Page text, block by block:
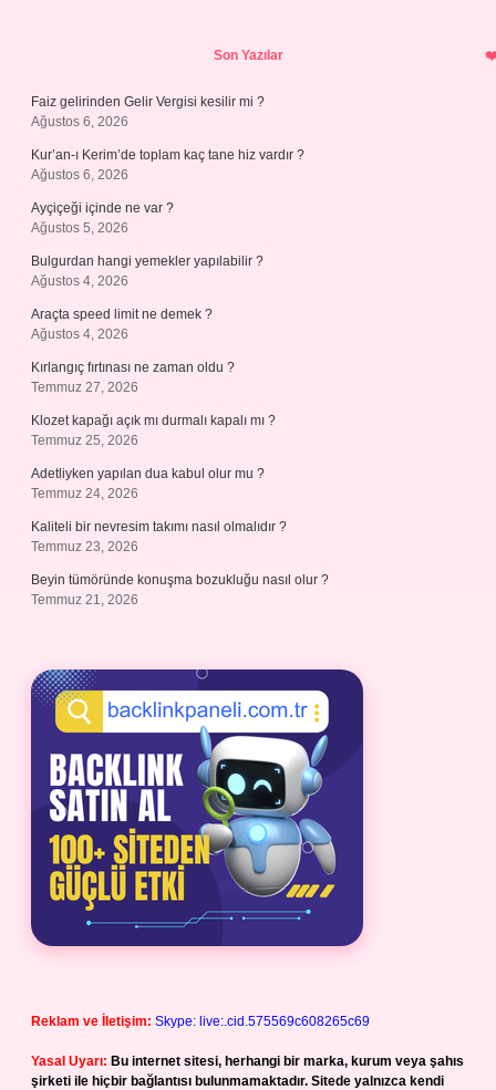
Son Yazılar
Faiz gelirinden Gelir Vergisi kesilir mi ?
Ağustos 6, 2026
Kur’an-ı Kerim’de toplam kaç tane hiz vardır ?
Ağustos 6, 2026
Ayçiçeği içinde ne var ?
Ağustos 5, 2026
Bulgurdan hangi yemekler yapılabilir ?
Ağustos 4, 2026
Araçta speed limit ne demek ?
Ağustos 4, 2026
Kırlangıç fırtınası ne zaman oldu ?
Temmuz 27, 2026
Klozet kapağı açık mı durmalı kapalı mı ?
Temmuz 25, 2026
Adetliyken yapılan dua kabul olur mu ?
Temmuz 24, 2026
Kaliteli bir nevresim takımı nasıl olmalıdır ?
Temmuz 23, 2026
Beyin tümöründe konuşma bozukluğu nasıl olur ?
Temmuz 21, 2026
Reklam ve İletişim: Skype: live:.cid.575569c608265c69
Yasal Uyarı: Bu internet sitesi, herhangi bir marka, kurum veya şahıs
şirketi ile hiçbir bağlantısı bulunmamaktadır. Sitede yalnızca kendi